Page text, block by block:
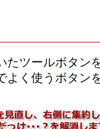
たツールボタン
よく使うボタン